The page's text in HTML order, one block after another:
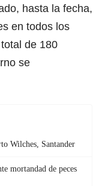
hasta la fecha,
en todos los
de 180
se
Wilches, Santander
mortandad de peces